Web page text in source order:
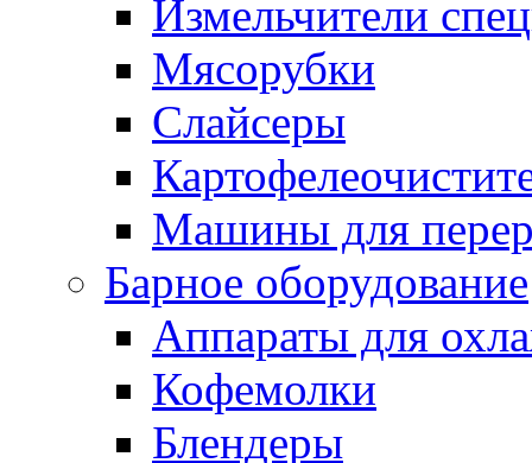
Измельчители
Мясорубки
Слайсеры
Машины для
Барное оборудование
Аппараты для
Кофемолки
Блендеры